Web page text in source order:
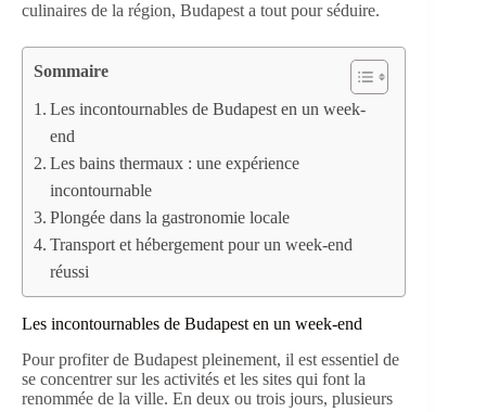
culinaires de la région, Budapest a tout pour séduire.
Sommaire
Les incontournables de Budapest en un week-
end
Les bains thermaux : une expérience
incontournable
Plongée dans la gastronomie locale
Transport et hébergement pour un week-end
réussi
Les incontournables de Budapest en un week-end
Pour profiter de Budapest pleinement, il est essentiel de
se concentrer sur les activités et les sites qui font la
renommée de la ville. En deux ou trois jours, plusieurs